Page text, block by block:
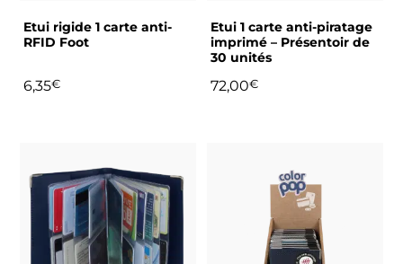
Etui rigide 1 carte anti-
RFID Foot
6,35€
choisies
sur
page
Etui 1 carte anti-piratage
imprimé – Présentoir de
30 unités
72,00€
produit
plusieurs
variations.